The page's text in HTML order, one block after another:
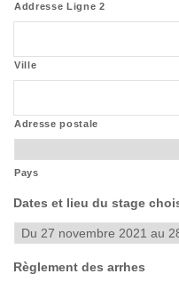
Addresse Ligne 2
Ville
Adresse postale
Pays
Dates et lieu du stage
Règlement des arrhes